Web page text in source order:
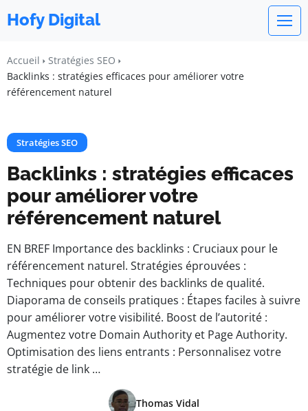
Hofy Digital
Accueil
Stratégies SEO
Backlinks : stratégies efficaces pour améliorer votre
référencement naturel
Stratégies SEO
Backlinks : stratégies efficaces
pour améliorer votre
référencement naturel
EN BREF Importance des backlinks : Cruciaux pour le
référencement naturel. Stratégies éprouvées :
Techniques pour obtenir des backlinks de qualité.
Diaporama de conseils pratiques : Étapes faciles à suivre
pour améliorer votre visibilité. Boost de l’autorité :
Augmentez votre Domain Authority et Page Authority.
Optimisation des liens entrants : Personnalisez votre
stratégie de link …
Thomas Vidal